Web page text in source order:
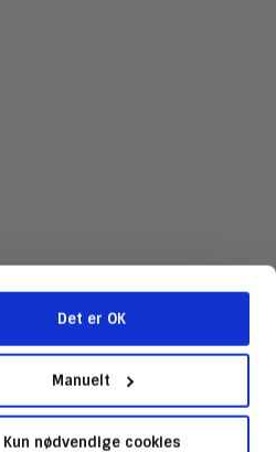
Det er OK
Manuelt
Kun nødvendige cookies
31602041
Sitemap